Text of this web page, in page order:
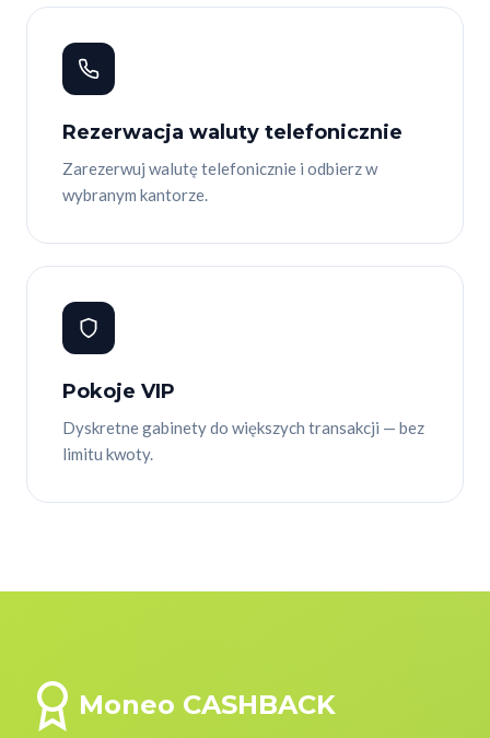
Rezerwacja waluty telefonicznie
Zarezerwuj walutę telefonicznie i odbierz w
wybranym kantorze.
Pokoje VIP
Dyskretne gabinety do większych transakcji — bez
limitu kwoty.
Moneo CASHBACK